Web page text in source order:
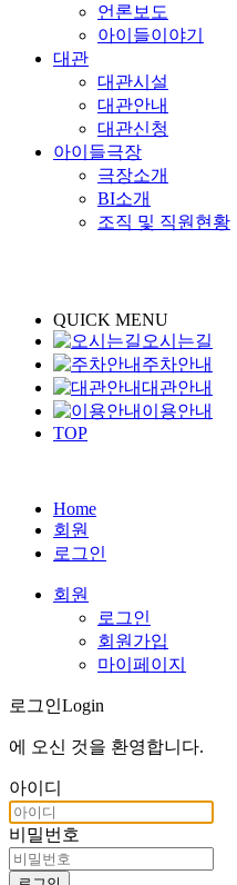
언론보도
아이들이야기
대관
대관시설
대관안내
대관신청
아이들극장
극장소개
BI소개
조직 및 직원현황
QUICK MENU
오시는길
주차안내
대관안내
이용안내
TOP
Home
회원
로그인
회원
로그인
회원가입
마이페이지
로그인Login
에 오신 것을 환영합니다.
아이디
비밀번호